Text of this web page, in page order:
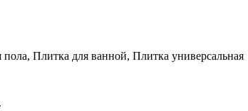
Плитка для ванной, Плитка универсальная